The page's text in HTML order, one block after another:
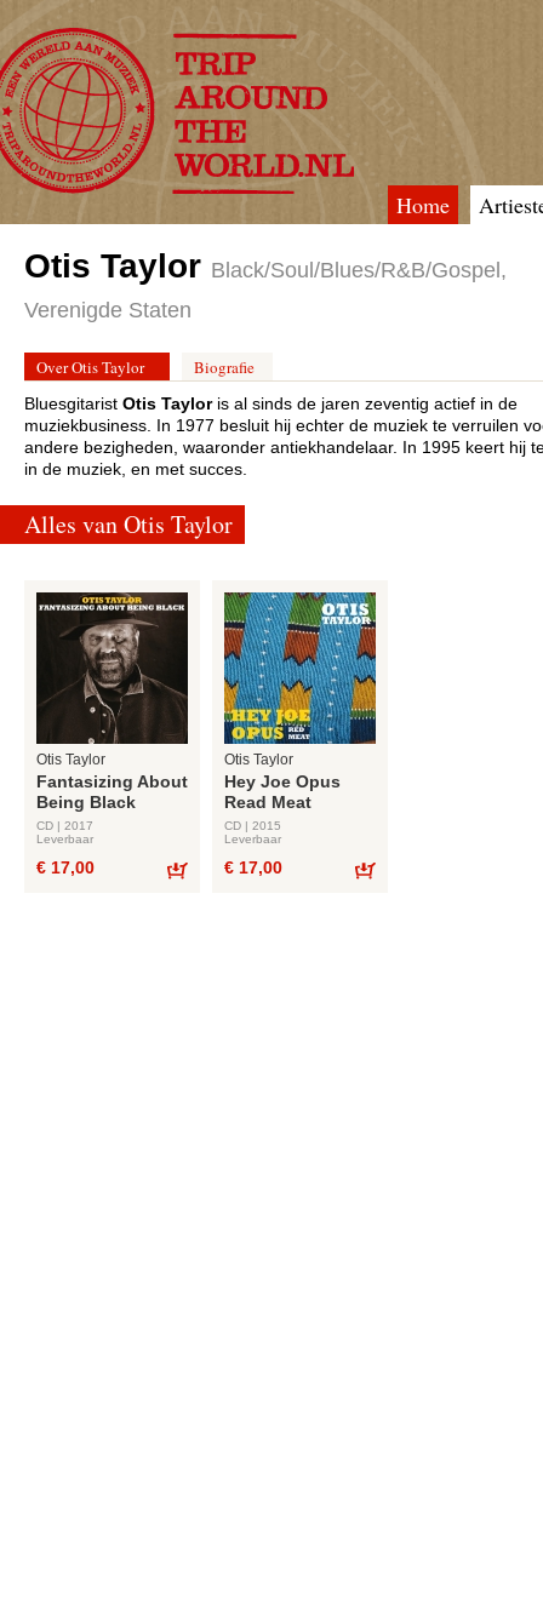
Home
Otis Taylor Black/Soul/Blues/R&B/Gospel,
Verenigde Staten
Over Otis Taylor Biografie
Bluesgitarist Otis Tayloris al sinds de jaren zeventig actief in de
muziekbusiness. In 1977 besluit hij echter de muziek te verruilen
andere bezigheden, waaronder antiekhandelaar. In 1995 keert hij
in de muziek, en met succes.
Alles van Otis Taylor
Otis Taylor
Fantasizing About
Being Black
CD | 2017
Leverbaar
€ 17,00
Otis Taylor
Hey Joe Opus
Read Meat
CD | 2015
Leverbaar
€ 17,00